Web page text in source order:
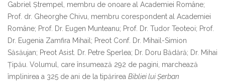
Gabriel Ştrempel, membru de onoare al Academiei Române;
Prof. dr. Gheorghe Chivu, membru corespondent al Academiei
Române; Prof. Dr. Eugen Munteanu; Prof. Dr. Tudor Teoteoi; Prof.
Dr. Eugenia Zamfira Mihail; Preot Conf. Dr. Mihail-Simion
Săsăujan; Preot Asist. Dr. Petre Sperlea; Dr. Doru Bădără; Dr. Mihai
Ţipău. Volumul, care însumează 292 de pagini, marchează
împlinirea a 325 de ani de la tipărirea Bibliei lui Şerban